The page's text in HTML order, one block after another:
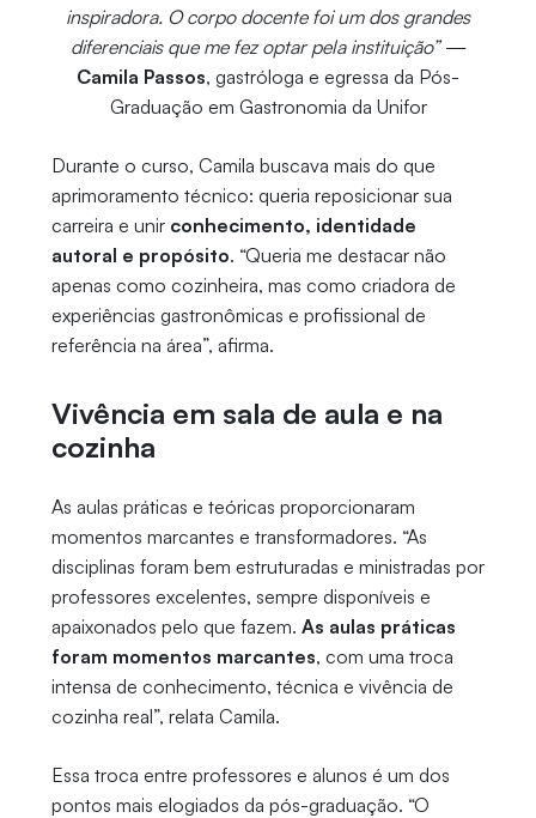
inspiradora. O corpo docente foi um dos grandes
diferenciais que me fez optar pela instituição”—
Camila Passos, gastróloga e egressa da Pós-
Graduação em Gastronomia da Unifor
Durante o curso, Camila buscava mais do que
aprimoramento técnico: queria reposicionar sua
carreira e unir conhecimento, identidade
autoral e propósito. “Queria me destacar não
apenas como cozinheira, mas como criadora de
experiências gastronômicas e profissional de
referência na área”, afirma.
Vivência em sala de aula e na
cozinha
As aulas práticas e teóricas proporcionaram
momentos marcantes e transformadores. “As
disciplinas foram bem estruturadas e ministradas por
professores excelentes, sempre disponíveis e
apaixonados pelo que fazem. As aulas práticas
foram momentos marcantes, com uma troca
intensa de conhecimento, técnica e vivência de
cozinha real”, relata Camila.
Essa troca entre professores e alunos é um dos
pontos mais elogiados da pós-graduação. “O